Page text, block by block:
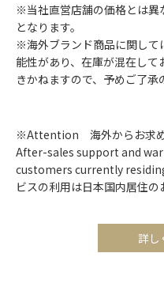
※当社直営店舗の価格とは異
となります。
※海外ブランド商品に関して
能性があり、在庫が混在し
きかねますので、予めご了承
※Attention 海外からお求め
After-sales support and
customers currently
ビスの利用は日本国内居住の
詳し